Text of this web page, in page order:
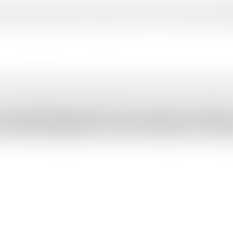
facilement les performances de leur système de
les OEM nous permettent de proposer les prix les plus